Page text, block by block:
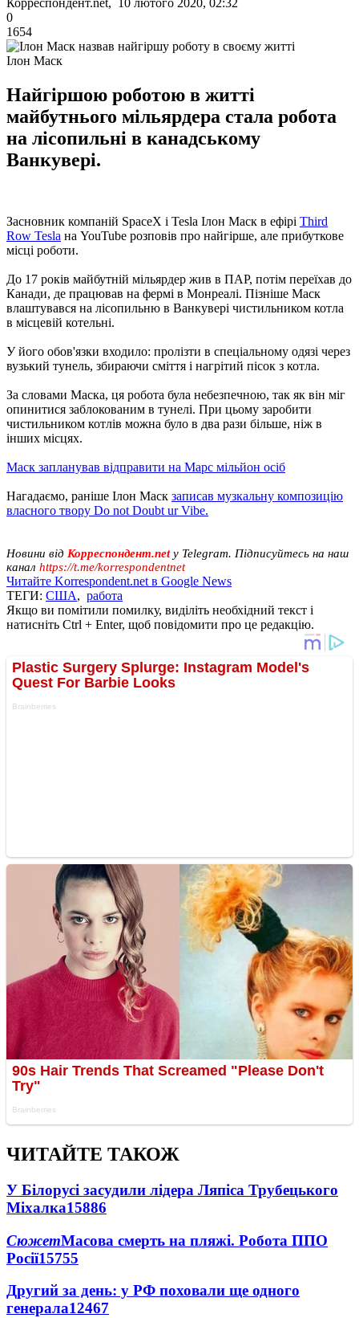
0
1654
Ілон Маск
Найгіршою роботою в житті
майбутнього мільярдера стала робота
на лісопильні в канадському
Ванкувері.
Засновник компаній SpaceX і Tesla Ілон Маск в ефірі Third
Row Tesla на YouTube розповів про найгірше, але прибуткове
місці роботи.
До 17 років майбутній мільярдер жив в ПАР, потім переїхав до
Канади, де працював на фермі в Монреалі. Пізніше Маск
влаштувався на лісопильню в Ванкувері чистильником котла
в місцевій котельні.
У його обов'язки входило: пролізти в спеціальному одязі через
вузький тунель, збираючи сміття і нагрітий пісок з котла.
За словами Маска, ця робота була небезпечною, так як він міг
опинитися заблокованим в тунелі. При цьому заробити
чистильником котлів можна було в два рази більше, ніж в
інших місцях.
Маск запланував відправити на Марс мільйон осіб
Нагадаємо, раніше Ілон Маск записав музкальну композицію
власного твору Do not Doubt ur Vibe.
Новини від Корреспондент.net у Telegram. Підписуйтесь на наш
канал https://t.me/korrespondentnet
Читайте Korrespondent.net в Google News
ТЕГИ: США, работа
Якщо ви помітили помилку, виділіть необхідний текст і
натисніть Ctrl + Enter, щоб повідомити про це редакцію.
ЧИТАЙТЕ ТАКОЖ
У Білорусі засудили лідера Ляпіса Трубецького
Міхалка15886
СюжетМасова смерть на пляжі. Робота ППО
Росії15755
Другий за день: у РФ поховали ще одного
генерала12467